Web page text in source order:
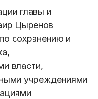
главы и
Цыренов
сохранению и
власти,
учреждениями